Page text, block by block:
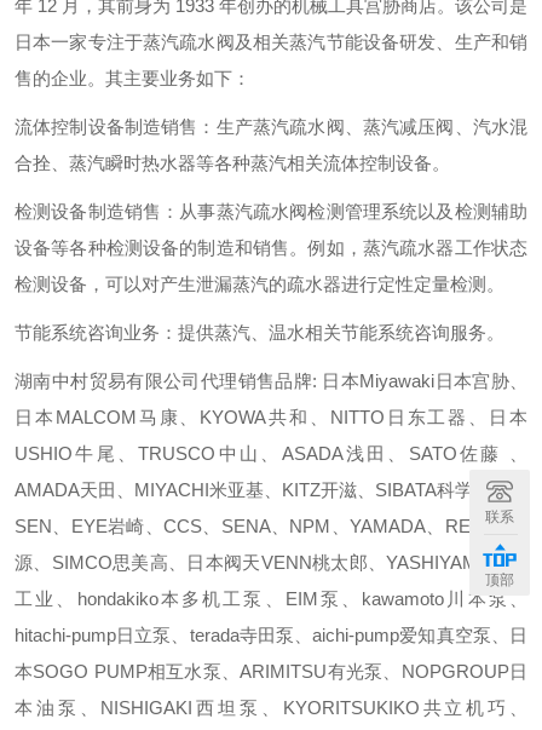
年 12 月，其前身为 1933 年创办的机械工具宫胁商店。该公司是
日本一家专注于蒸汽疏水阀及相关蒸汽节能设备研发、生产和销
售的企业。其主要业务如下：
流体控制设备制造销售：生产蒸汽疏水阀、蒸汽减压阀、汽水混
合拴、蒸汽瞬时热水器等各种蒸汽相关流体控制设备。
检测设备制造销售：从事蒸汽疏水阀检测管理系统以及检测辅助
设备等各种检测设备的制造和销售。例如，蒸汽疏水器工作状态
检测设备，可以对产生泄漏蒸汽的疏水器进行定性定量检测。
节能系统咨询业务：提供蒸汽、温水相关节能系统咨询服务。
湖南中村贸易有限公司代理销售品牌: 日本Miyawaki日本宫胁、
日本MALCOM马康、KYOWA共和、NITTO日东工器、日本
USHIO牛尾、TRUSCO中山、ASADA浅田、SATO佐藤 、
AMADA天田、MIYACHI米亚基、KITZ开滋、SIBATA科学仪器、
SEN、EYE岩崎、CCS、SENA、NPM、YAMADA、REVOX光
源、SIMCO思美高、日本阀天VENN桃太郎、YASHIYAMA樫山
工业、hondakiko本多机工泵、EIM泵、kawamoto川本泵、
hitachi-pump日立泵、terada寺田泵、aichi-pump爱知真空泵、日
本SOGO PUMP相互水泵、ARIMITSU有光泵、NOPGROUP日
本油泵、NISHIGAKI西坦泵、KYORITSUKIKO共立机巧、
联系
顶部